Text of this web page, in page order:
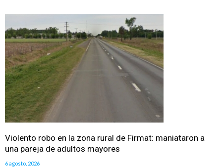
Violento robo en la zona rural de Firmat: maniataron a
una pareja de adultos mayores
6 agosto, 2026